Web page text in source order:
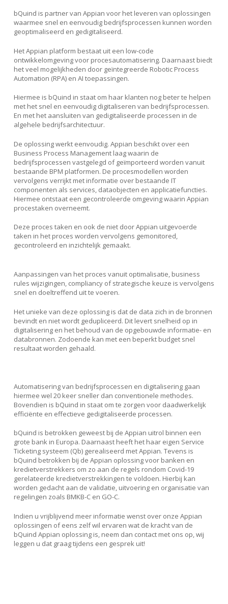
bQuind is partner van Appian voor het leveren van oplossingen
waarmee snel en eenvoudig bedrijfsprocessen kunnen worden
geoptimaliseerd en gedigitaliseerd.
Het Appian platform bestaat uit een low-code
ontwikkelomgeving voor procesautomatisering. Daarnaast biedt
het veel mogelijkheden door geïntegreerde Robotic Process
Automation (RPA) en AI toepassingen.
Hiermee is bQuind in staat om haar klanten nog beter te helpen
met het snel en eenvoudig digitaliseren van bedrijfsprocessen.
En met het aansluiten van gedigitaliseerde processen in de
algehele bedrijfsarchitectuur.
De oplossing werkt eenvoudig. Appian beschikt over een
Business Process Management laag waarin de
bedrijfsprocessen vastgelegd of geïmporteerd worden vanuit
bestaande BPM platformen. De procesmodellen worden
vervolgens verrijkt met informatie over bestaande IT
componenten als services, dataobjecten en applicatiefuncties.
Hiermee ontstaat een gecontroleerde omgeving waarin Appian
procestaken overneemt.
Deze proces taken en ook de niet door Appian uitgevoerde
taken in het proces worden vervolgens gemonitored,
gecontroleerd en inzichtelijk gemaakt.
Aanpassingen van het proces vanuit optimalisatie, business
rules wijzigingen, compliancy of strategische keuze is vervolgens
snel en doeltreffend uit te voeren.
Het unieke van deze oplossing is dat de data zich in de bronnen
bevindt en niet wordt gedupliceerd. Dit levert snelheid op in
digitalisering en het behoud van de opgebouwde informatie- en
databronnen. Zodoende kan met een beperkt budget snel
resultaat worden gehaald.
Automatisering van bedrijfsprocessen en digitalisering gaan
hiermee wel 20 keer sneller dan conventionele methodes.
Bovendien is bQuind in staat om te zorgen voor daadwerkelijk
efficiënte en effectieve gedigitaliseerde processen.
bQuind is betrokken geweest bij de Appian uitrol binnen een
grote bank in Europa. Daarnaast heeft het haar eigen Service
Ticketing systeem (Qb) gerealiseerd met Appian. Tevens is
bQuind betrokken bij de Appian oplossing voor banken en
kredietverstrekkers om zo aan de regels rondom Covid-19
gerelateerde kredietverstrekkingen te voldoen. Hierbij kan
worden gedacht aan de validatie, uitvoering en organisatie van
regelingen zoals BMKB-C en GO-C.
Indien u vrijblijvend meer informatie wenst over onze Appian
oplossingen of eens zelf wil ervaren wat de kracht van de
bQuind Appian oplossing is, neem dan contact met ons op, wij
leggen u dat graag tijdens een gesprek uit!